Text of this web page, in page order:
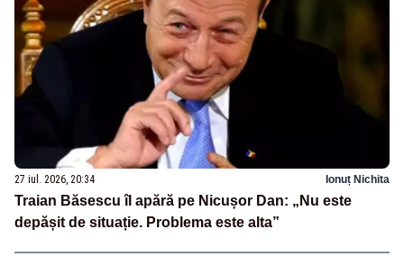
27 iul. 2026, 20:34 Ionuț Nichita
Traian Băsescu îl apără pe Nicușor Dan: „Nu este
depășit de situație. Problema este alta”